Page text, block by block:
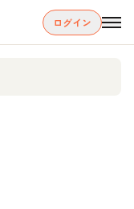
ログイン